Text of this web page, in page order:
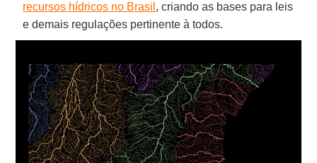
recursos hídricos no Brasil , criando as bases para leis
e demais regulações pertinente à todos.